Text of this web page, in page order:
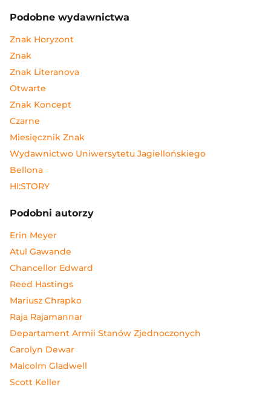
Podobne wydawnictwa
Znak Horyzont
Znak
Znak Literanova
Otwarte
Znak Koncept
Czarne
Miesięcznik Znak
Wydawnictwo Uniwersytetu Jagiellońskiego
Bellona
HI:STORY
Podobni autorzy
Erin Meyer
Atul Gawande
Chancellor Edward
Reed Hastings
Mariusz Chrapko
Raja Rajamannar
Departament Armii Stanów Zjednoczonych
Carolyn Dewar
Malcolm Gladwell
Scott Keller